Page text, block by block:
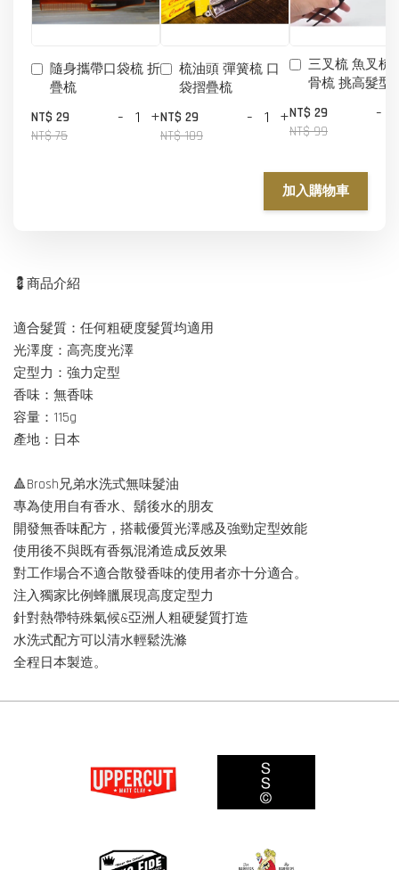
隨身攜帶口袋梳 折
疊梳
NT$ 29
NT$ 75
- +
梳油頭 彈簧梳 口
袋摺疊梳
NT$ 29
NT$ 109
- +
三叉梳 魚叉梳
骨梳 挑高髮型
NT$ 29
NT$ 99
-
加入購物車
💈商品介紹
適合髮質：任何粗硬度髮質均適用
光澤度：高亮度光澤
定型力：強力定型
香味：無香味
容量：115g
產地：日本
🔺Brosh兄弟水洗式無味髮油
專為使用自有香水、鬍後水的朋友
開發無香味配方，搭載優質光澤感及強勁定型效能
使用後不與既有香氛混淆造成反效果
對工作場合不適合散發香味的使用者亦十分適合。
注入獨家比例蜂臘展現高度定型力
針對熱帶特殊氣候&亞洲人粗硬髮質打造
水洗式配方可以清水輕鬆洗滌
全程日本製造。